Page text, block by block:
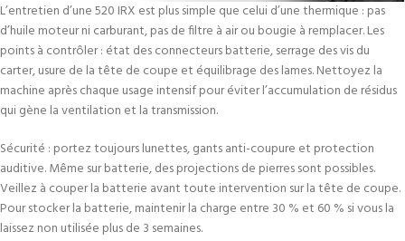
L’entretien d’une 520 IRX est plus simple que celui d’une thermique : pas
d’huile moteur ni carburant, pas de filtre à air ou bougie à remplacer. Les
points à contrôler : état des connecteurs batterie, serrage des vis du
carter, usure de la tête de coupe et équilibrage des lames. Nettoyez la
machine après chaque usage intensif pour éviter l’accumulation de résidus
qui gène la ventilation et la transmission.
Sécurité : portez toujours lunettes, gants anti-coupure et protection
auditive. Même sur batterie, des projections de pierres sont possibles.
Veillez à couper la batterie avant toute intervention sur la tête de coupe.
Pour stocker la batterie, maintenir la charge entre 30 % et 60 % si vous la
laissez non utilisée plus de 3 semaines.